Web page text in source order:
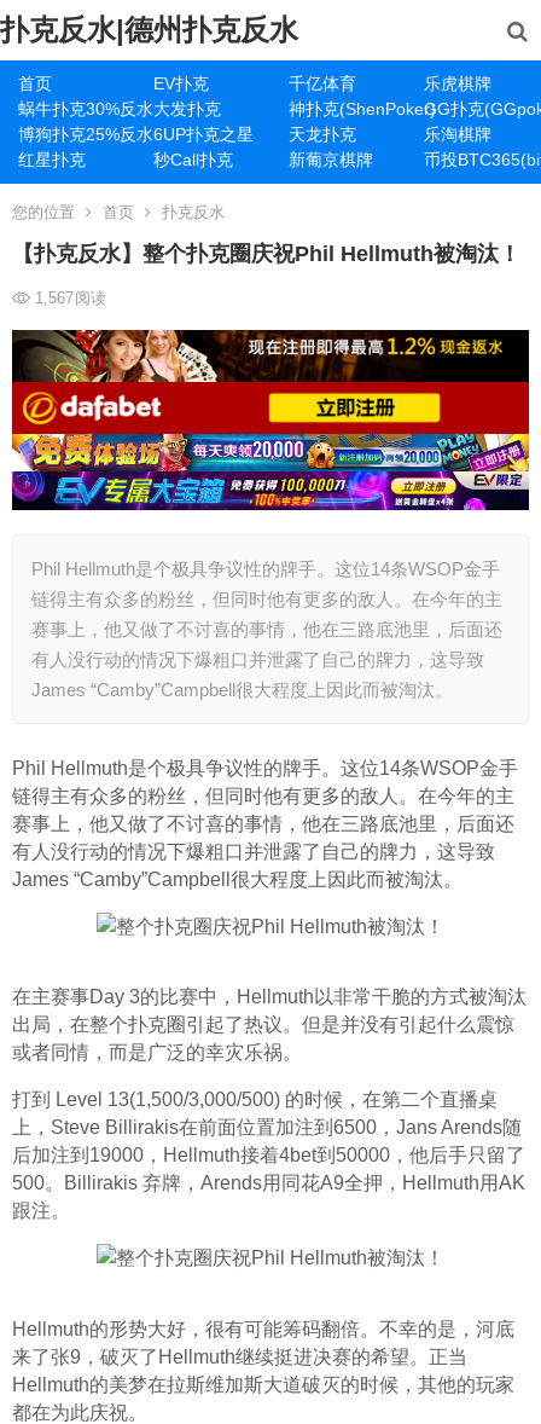
扑克反水|德州扑克反水
首页 EV扑克 千亿体育
乐虎棋牌
蜗牛扑克30%反水大发扑克 神扑克(ShenPoker)GG扑克
博狗扑克25%反水6UP扑克之星 天龙扑克
乐淘棋牌
红星扑克
秒Call扑克 新葡京棋牌 币投
您的位置 首页 扑克反水
【扑克反水】整个扑克圈庆祝Phil Hellmuth被淘汰！
1,567阅读
Phil Hellmuth是个极具争议性的牌手。这位14条WSOP金手
链得主有众多的粉丝，但同时他有更多的敌人。在今年的主
赛事上，他又做了不讨喜的事情，他在三路底池里，后面还
有人没行动的情况下爆粗口并泄露了自己的牌力，这导致
James “Camby”Campbell很大程度上因此而被淘汰。
Phil Hellmuth是个极具争议性的牌手。这位14条WSOP金手
链得主有众多的粉丝，但同时他有更多的敌人。在今年的主
赛事上，他又做了不讨喜的事情，他在三路底池里，后面还
有人没行动的情况下爆粗口并泄露了自己的牌力，这导致
James “Camby”Campbell很大程度上因此而被淘汰。
在主赛事Day 3的比赛中，Hellmuth以非常干脆的方式被淘汰
出局，在整个扑克圈引起了热议。但是并没有引起什么震惊
或者同情，而是广泛的幸灾乐祸。
打到 Level 13(1,500/3,000/500) 的时候，在第二个直播桌
上，Steve Billirakis在前面位置加注到6500，Jans Arends随
后加注到19000，Hellmuth接着4bet到50000，他后手只留了
500。Billirakis 弃牌，Arends用同花A9全押，Hellmuth用AK
跟注。
Hellmuth的形势大好，很有可能筹码翻倍。不幸的是，河底
来了张9，破灭了Hellmuth继续挺进决赛的希望。正当
Hellmuth的美梦在拉斯维加斯大道破灭的时候，其他的玩家
都在为此庆祝。